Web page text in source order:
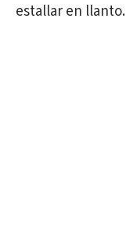
estallar en llanto.